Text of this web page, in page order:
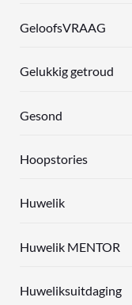
GeloofsVRAAG
Gelukkig getroud
Gesond
Hoopstories
Huwelik
Huwelik MENTOR
Huweliksuitdaging